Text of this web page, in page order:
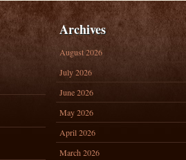
Archives
August 2026
July 2026
June 2026
May 2026
April 2026
March 2026